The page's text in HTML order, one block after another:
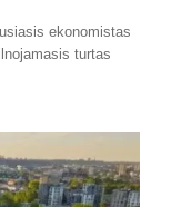
ekonomistas
turtas